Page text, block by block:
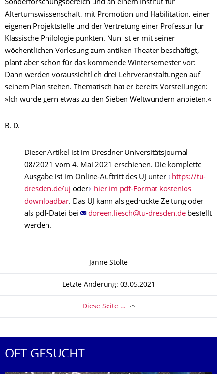
Sonderforschungsbereich und an einem Institut für
Altertumswissenschaft, mit Promotion und Habilitation, einer
eigenen Projektstelle und der Vertretung einer Professur für
Klassische Philologie punkten. Nun ist er mit seiner
wöchentlichen Vorlesung zum antiken Theater beschäftigt,
plant aber schon für das kommende Wintersemester vor:
Dann werden voraussichtlich drei Lehrveranstaltungen auf
seinem Plan stehen. Thematisch hat er bereits Vorstellungen:
»Ich würde gern etwas zu den Sieben Weltwundern anbieten.«
B. D.
Dieser Artikel ist im Dresdner Universitätsjournal
08/2021 vom 4. Mai 2021 erschienen. Die komplette
Ausgabe ist im Online-Auftritt des UJ unter
https://tu-
dresden.de/uj oder
hier im pdf-Format kostenlos
downloadbar. Das UJ kann als gedruckte Zeitung oder
als pdf-Datei bei
bestellt
werden.
Janne Stolte
Letzte Änderung: 03.05.2021
Diese Seite …
OFT GESUCHT